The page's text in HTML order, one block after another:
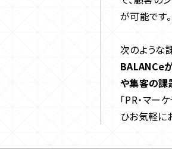
が可能です。
BALANCe
や集客の課
「PR・マー
ひお気軽に